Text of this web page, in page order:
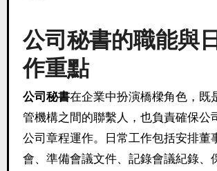
公司秘書的職能與
作重點
公司秘書在企業中扮演橋樑角色，既
管機構之間的聯繫人，也負責確保公
公司章程運作。日常工作包括安排董
會、準備會議文件、記錄會議紀錄、